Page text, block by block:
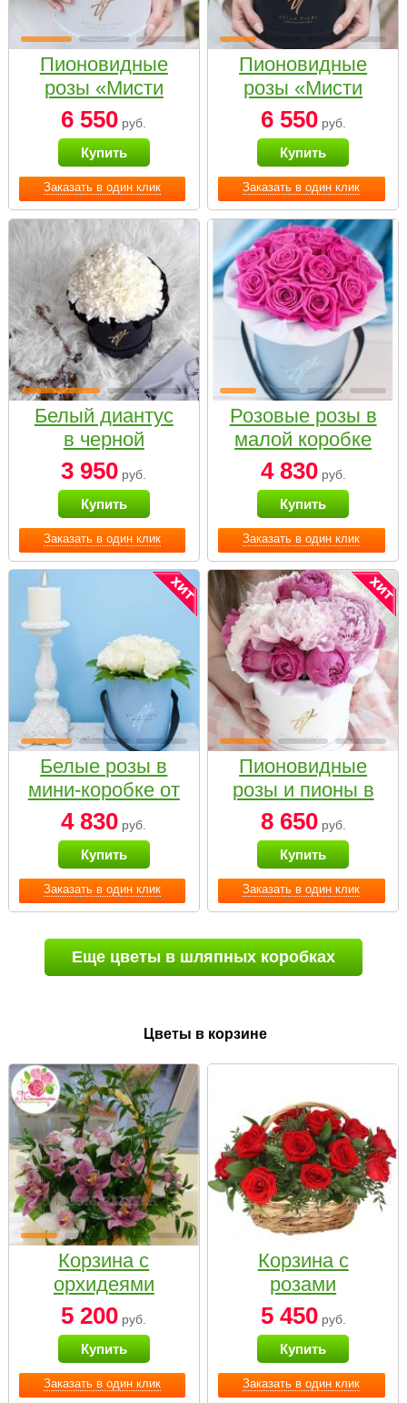
Заказать в один клик
Пионовидные
розы «Мисти
бабблс» в белой
коробке Small
6 550 руб.
Купить
Заказать в один клик
Пионовидные
розы «Мисти
бабблс» в
черной коробке
Small
6 550руб.
Купить
Заказать в один клик
Белый диантус
в черной
коробке Small
3 950 руб.
Купить
Заказать в один клик
Розовые розы в
малой коробке
4 830руб.
Купить
Заказать в один клик
Белые розы в
мини-коробке от
Bella Fiori
4 830 руб.
Купить
Заказать в один клик
Пионовидные
розы и пионы в
белой коробке
Small
8 650руб.
Купить
Еще цветы в шляпных коробках
Цветы в корзине
Заказать в один клик
Корзина с
орхидеями
малая
5 200 руб.
Купить
Заказать в один клик
Корзина с
розами
«Красный
Париж»
5 450руб.
Купить